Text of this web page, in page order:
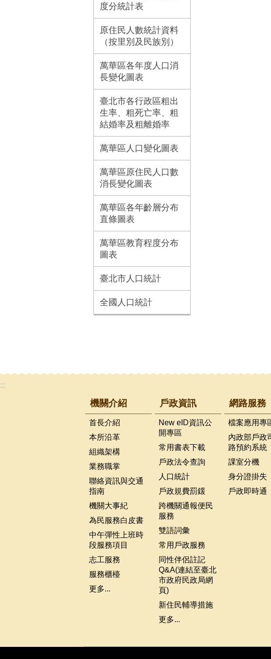
度分統計表
原住民人數統計資料
（按里別及民族別）
萬華區各年度人口消
長變化圖表
臺北市各行政區粗出
生率、粗死亡率、粗
結婚率及粗離婚率
萬華區人口變化圖表
萬華區原住民人口數
消長變化圖表
萬華區各年齡層分布
直條圖表
萬華區教育程度分布
圖表
臺北市人口統計
全國人口統計
:::
機關介紹
首長介紹
本所沿革
組織架構
業務職掌
聯絡資訊與交通
指南
機關大事紀
為民服務白皮書
中午彈性上班時
段服務項目
志工服務
服務櫃檯
更多...
戶政資訊
New eID資訊公
開專區
常用書表下載
戶政法令查詢
人口統計
戶政規費罰鍰
跨機關通報便民
服務
雙語詞彙
常用戶政服務
同性伴侶註記
Q&A(連結至臺北
市政府民政局網
頁)
新住民輔導措施
更多...
網路服務
檔案應用專
內政部戶政
路預約系統
課室分機
身分證掛失
戶政即時通